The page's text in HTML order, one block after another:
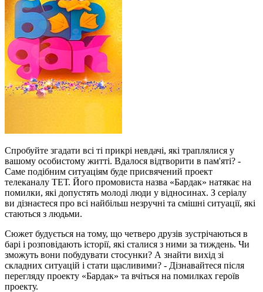
Спробуйте згадати всі ті прикрі невдачі, які траплялися у
вашому особистому житті. Вдалося відтворити в пам'яті? -
Саме подібним ситуаціям буде присвячений проект
телеканалу ТЕТ. Його промовиста назва «Бардак» натякає на
помилки, які допустять молоді люди у відносинах. З серіалу
ви дізнаєтеся про всі найбільш незручні та смішні ситуації, які
стаються з людьми.
Сюжет будується на тому, що четверо друзів зустрічаються в
барі і розповідають історії, які сталися з ними за тиждень. Чи
зможуть вони побудувати стосунки? А знайти вихід зі
складних ситуацій і стати щасливими? - Дізнавайтеся після
перегляду проекту «Бардак» та вчіться на помилках героїв
проекту.